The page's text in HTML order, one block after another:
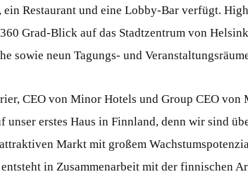
ein Restaurant und eine Lobby-Bar verfügt.
Grad-Blick auf das Stadtzentrum von
sowie neun Tagungs- und
CEO von Minor Hotels und Group CEO
unser erstes Haus in Finnland, denn wir sind
Markt mit großem
entsteht in Zusammenarbeit mit der finnischen